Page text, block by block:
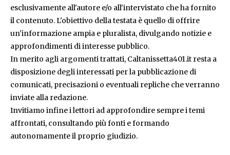
esclusivamente all'autore e/o all'intervistato che ha fornito
il contenuto. L'obiettivo della testata è quello di offrire
un'informazione ampia e pluralista, divulgando notizie e
approfondimenti di interesse pubblico.
In merito agli argomenti trattati, Caltanissetta401.it resta a
disposizione degli interessati per la pubblicazione di
comunicati, precisazioni o eventuali repliche che verranno
inviate alla redazione.
Invitiamo infine i lettori ad approfondire sempre i temi
affrontati, consultando più fonti e formando
autonomamente il proprio giudizio.